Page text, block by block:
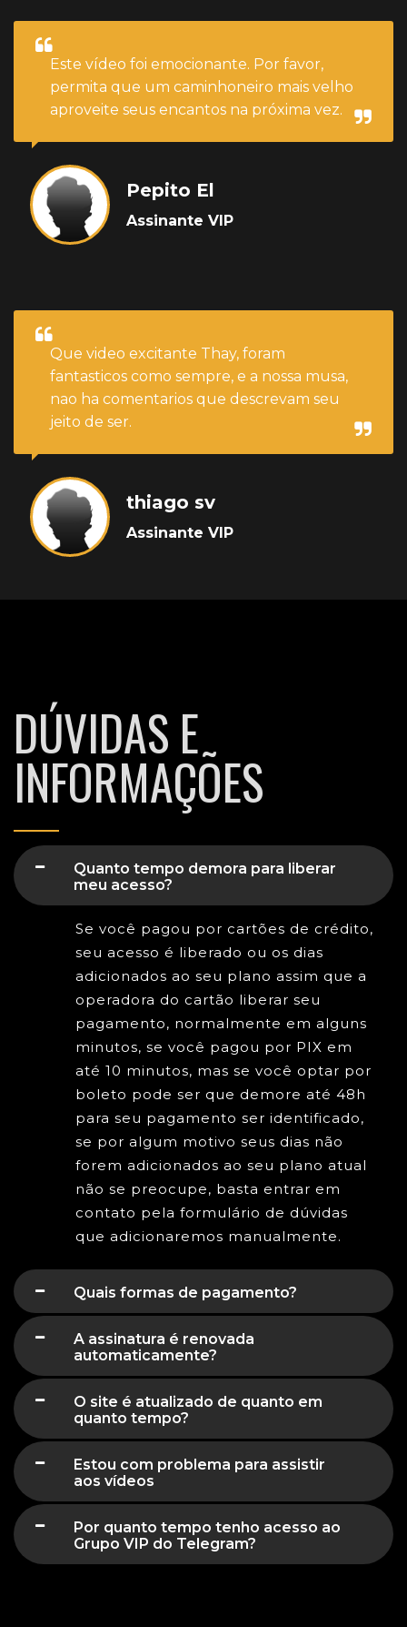
Este vídeo foi emocionante. Por favor,
permita que um caminhoneiro mais velho
aproveite seus encantos na próxima vez.
Pepito El
Assinante VIP
Que video excitante Thay, foram
fantasticos como sempre, e a nossa musa,
nao ha comentarios que descrevam seu
jeito de ser.
thiago sv
Assinante VIP
DÚVIDAS E
INFORMAÇÕES
Quanto tempo demora para liberar
meu acesso?
Se você pagou por cartões de crédito,
seu acesso é liberado ou os dias
adicionados ao seu plano assim que a
operadora do cartão liberar seu
pagamento, normalmente em alguns
minutos, se você pagou por PIX em
até 10 minutos, mas se você optar por
boleto pode ser que demore até 48h
para seu pagamento ser identificado,
se por algum motivo seus dias não
forem adicionados ao seu plano atual
não se preocupe, basta entrar em
contato pela formulário de dúvidas
que adicionaremos manualmente.
Quais formas de pagamento?
A assinatura é renovada
automaticamente?
O site é atualizado de quanto em
quanto tempo?
Estou com problema para assistir
aos vídeos
Por quanto tempo tenho acesso ao
Grupo VIP do Telegram?